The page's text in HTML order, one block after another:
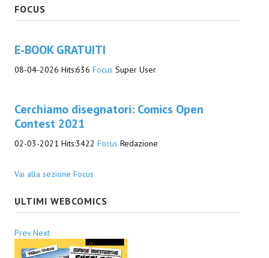
FOCUS
E-BOOK GRATUITI
08-04-2026 Hits:636 Focus Super User
Cerchiamo disegnatori: Comics Open
Contest 2021
02-03-2021 Hits:3422 Focus Redazione
Vai alla sezione Focus
ULTIMI WEBCOMICS
Prev Next